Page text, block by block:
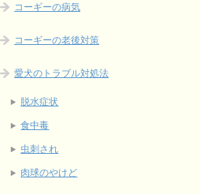
コーギーの病気
コーギーの老後対策
愛犬のトラブル対処法
脱水症状
食中毒
虫刺され
肉球のやけど